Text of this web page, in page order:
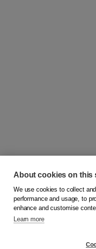
© 2026Koninklijke Boom
About cookies on this
We use cookies to collect
performance and usage, to
enhance and customise
Learn more